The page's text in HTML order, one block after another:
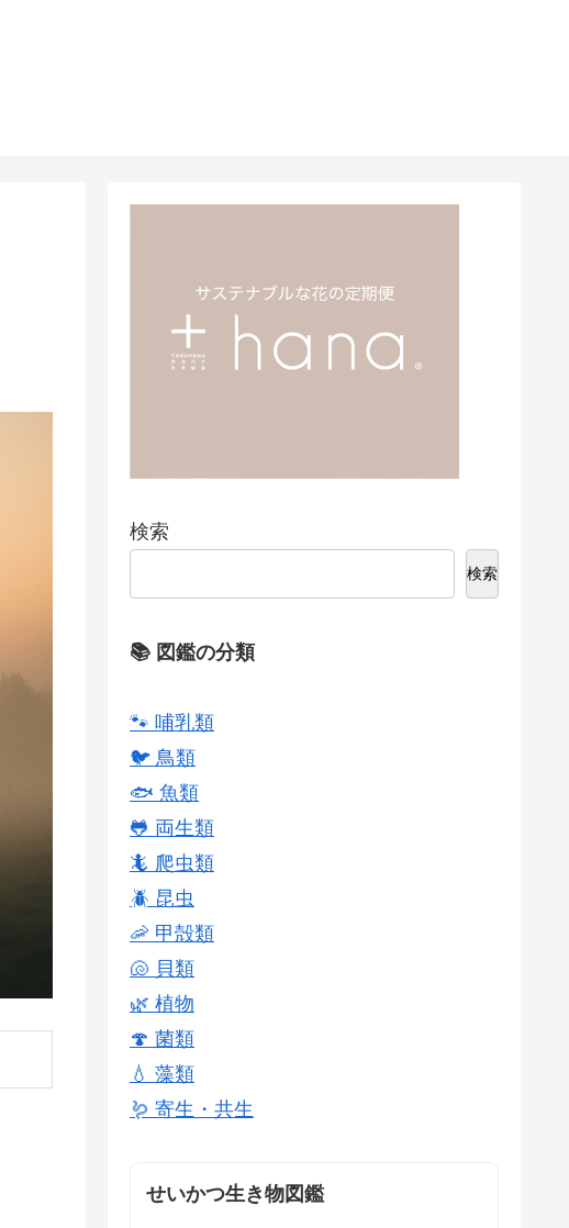
検索
検索
📚 図鑑の分類
🐾 哺乳類
🐦 鳥類
🐟 魚類
🐸 両生類
🦎 爬虫類
🪲 昆虫
🦐 甲殻類
🐚 貝類
🌿 植物
🍄 菌類
💧 藻類
🪱 寄生・共生
せいかつ生き物図鑑